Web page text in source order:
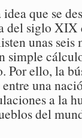
que se
del siglo XIX
unas seis
simple
ello, la
una
a la
del